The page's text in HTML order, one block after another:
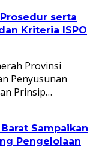
serta
Kriteria ISPO
Provinsi
Penyusunan
Prinsip…
Sampaikan
Pengelolaan